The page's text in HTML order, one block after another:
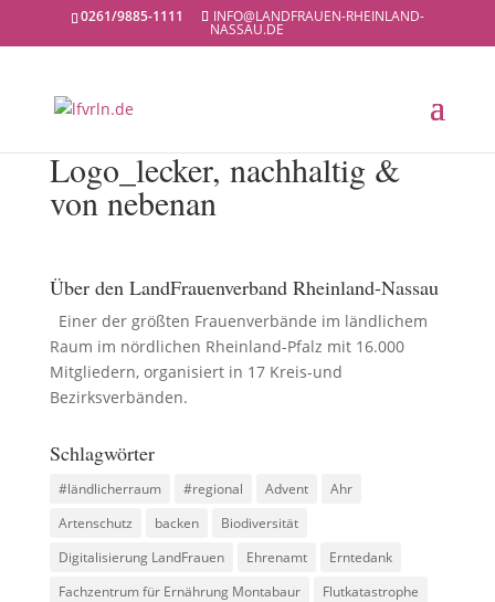
0261/9885-1111 INFO@LANDFRAUEN-RHEINLAND-
NASSAU.DE
Logo_lecker, nachhaltig &
von nebenan
Über den LandFrauenverband Rheinland-Nassau
Einer der größten Frauenverbände im ländlichem
Raum im nördlichen Rheinland-Pfalz mit 16.000
Mitgliedern, organisiert in 17 Kreis-und
Bezirksverbänden.
Schlagwörter
#ländlicherraum #regional Advent
Ahr
Artenschutz
backen
Biodiversität
Digitalisierung LandFrauen
Ehrenamt
Erntedank
Fachzentrum für Ernährung Montabaur
Flutkatastrophe